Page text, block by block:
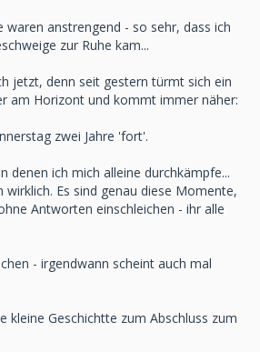
anstrengend - so sehr, dass ich
zur Ruhe kam...
jetzt, denn seit gestern türmt sich ein
am Horizont und kommt immer näher:
zwei Jahre 'fort'.
denen ich mich alleine durchkämpfe...
Es sind genau diese Momente,
Antworten einschleichen - ihr alle
- irgendwann scheint auch mal
kleine Geschichtte zum Abschluss zum